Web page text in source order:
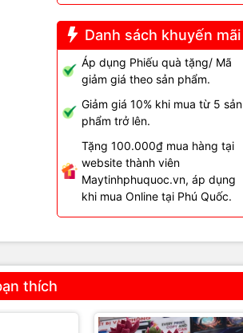
Danh sách khuyến mãi
Áp dụng Phiếu quà tặng/ Mã
giảm giá theo sản phẩm.
Giảm giá 10% khi mua từ 5 sản
phẩm trở lên.
Tặng 100.000₫ mua hàng tại
website thành viên
Maytinhphuquoc.vn, áp dụng
khi mua Online tại Phú Quốc.
thích